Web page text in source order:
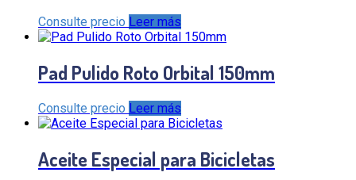
Consulte precio Leer más
Pad Pulido Roto Orbital 150mm
Consulte precio Leer más
Aceite Especial para Bicicletas